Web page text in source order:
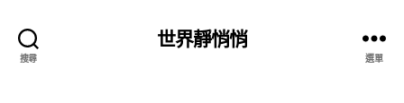
搜尋
世界靜悄悄
選單